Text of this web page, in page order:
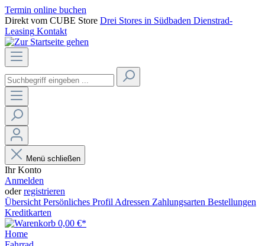
Termin online buchen
Direkt vom CUBE Store Drei Stores in Südbaden Dienstrad-
Leasing Kontakt
Menü schließen
Ihr Konto
Anmelden
oderregistrieren
Übersicht Persönliches Profil Adressen Zahlungsarten Bestellungen
Kreditkarten
0,00 €*
Home